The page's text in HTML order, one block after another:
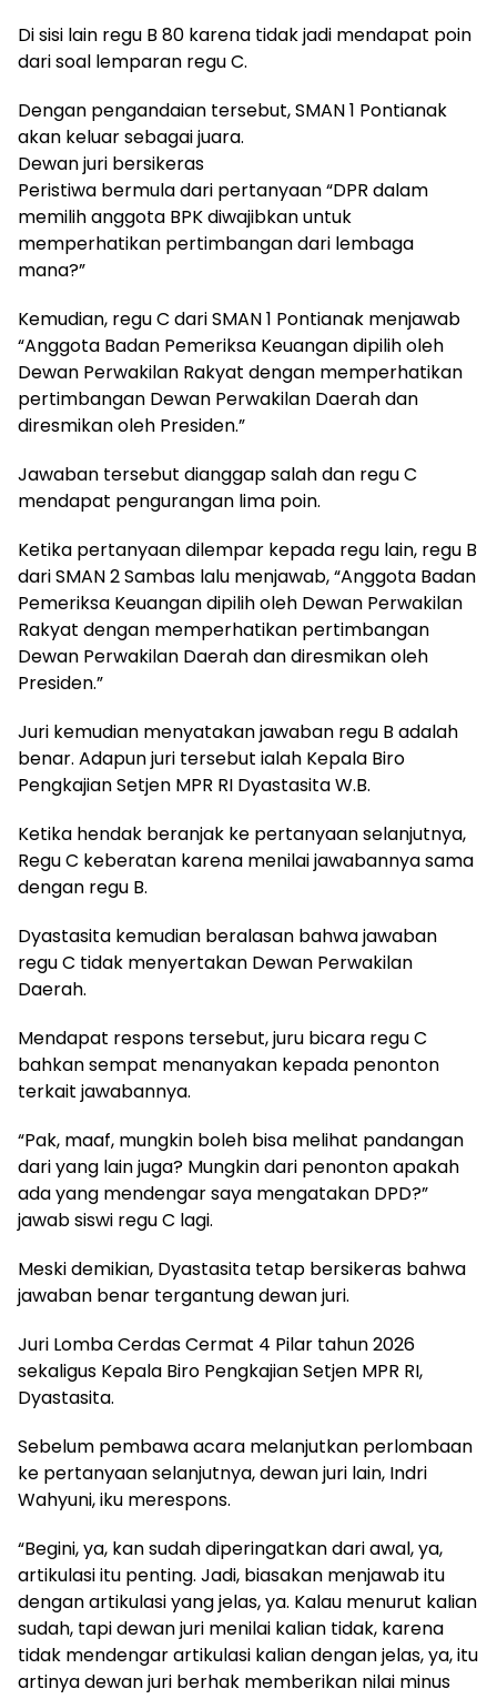
Di sisi lain regu B 80 karena tidak jadi mendapat poin
dari soal lemparan regu C.
Dengan pengandaian tersebut, SMAN 1 Pontianak
akan keluar sebagai juara.
Dewan juri bersikeras
Peristiwa bermula dari pertanyaan “DPR dalam
memilih anggota BPK diwajibkan untuk
memperhatikan pertimbangan dari lembaga
mana?”
Kemudian, regu C dari SMAN 1 Pontianak menjawab
“Anggota Badan Pemeriksa Keuangan dipilih oleh
Dewan Perwakilan Rakyat dengan memperhatikan
pertimbangan Dewan Perwakilan Daerah dan
diresmikan oleh Presiden.”
Jawaban tersebut dianggap salah dan regu C
mendapat pengurangan lima poin.
Ketika pertanyaan dilempar kepada regu lain, regu B
dari SMAN 2 Sambas lalu menjawab, “Anggota Badan
Pemeriksa Keuangan dipilih oleh Dewan Perwakilan
Rakyat dengan memperhatikan pertimbangan
Dewan Perwakilan Daerah dan diresmikan oleh
Presiden.”
Juri kemudian menyatakan jawaban regu B adalah
benar. Adapun juri tersebut ialah Kepala Biro
Pengkajian Setjen MPR RI Dyastasita W.B.
Ketika hendak beranjak ke pertanyaan selanjutnya,
Regu C keberatan karena menilai jawabannya sama
dengan regu B.
Dyastasita kemudian beralasan bahwa jawaban
regu C tidak menyertakan Dewan Perwakilan
Daerah.
Mendapat respons tersebut, juru bicara regu C
bahkan sempat menanyakan kepada penonton
terkait jawabannya.
“Pak, maaf, mungkin boleh bisa melihat pandangan
dari yang lain juga? Mungkin dari penonton apakah
ada yang mendengar saya mengatakan DPD?”
jawab siswi regu C lagi.
Meski demikian, Dyastasita tetap bersikeras bahwa
jawaban benar tergantung dewan juri.
Juri Lomba Cerdas Cermat 4 Pilar tahun 2026
sekaligus Kepala Biro Pengkajian Setjen MPR RI,
Dyastasita.
Sebelum pembawa acara melanjutkan perlombaan
ke pertanyaan selanjutnya, dewan juri lain, Indri
Wahyuni, iku merespons.
“Begini, ya, kan sudah diperingatkan dari awal, ya,
artikulasi itu penting. Jadi, biasakan menjawab itu
dengan artikulasi yang jelas, ya. Kalau menurut kalian
sudah, tapi dewan juri menilai kalian tidak, karena
tidak mendengar artikulasi kalian dengan jelas, ya, itu
artinya dewan juri berhak memberikan nilai minus